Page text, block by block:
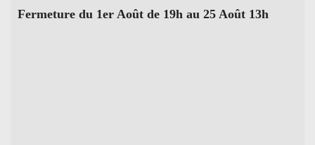
Fermeture du 1er Août de 19h au 25 Août 13h